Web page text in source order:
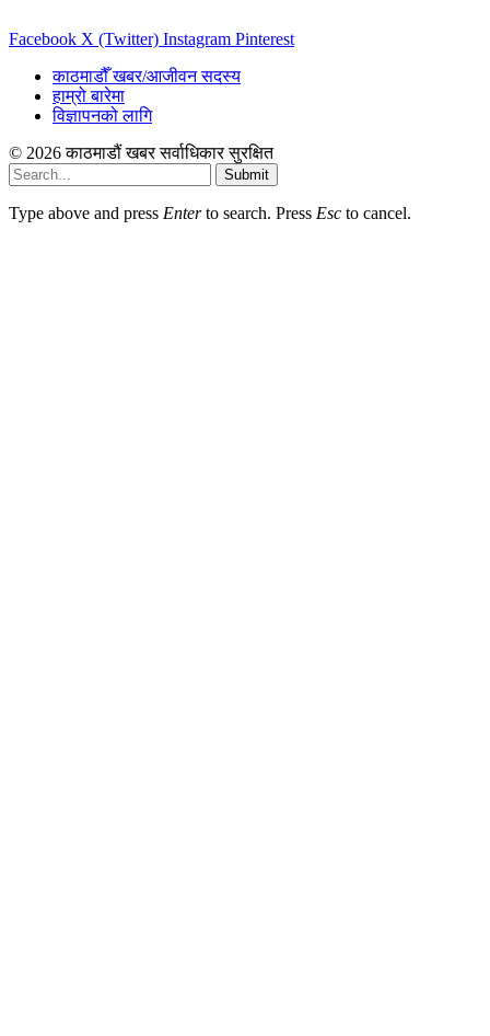
Facebook X (Twitter) Instagram Pinterest
काठमाडौँ खबर/आजीवन सदस्य
हाम्रो बारेमा
विज्ञापनको लागि
© 2026 काठमाडौं खबर सर्वाधिकार सुरक्षित
Submit
Type above and press Enterto search. Press Esc to cancel.